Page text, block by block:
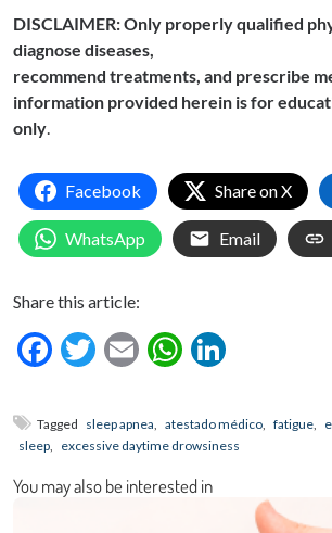
DISCLAIMER: Only properly qualified
diagnose diseases,
recommend treatments, and prescribe
information provided herein is for
only.
Facebook Share on X
WhatsApp Email
Share this article:
Facebook
Twitter
EmailWhatsApp
Tagged sleep apnea atestado médico fatigue
sleep
excessive daytime drowsiness
You may also be interested in